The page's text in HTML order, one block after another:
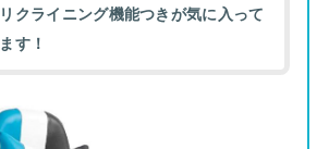
リクライニング機能つきが気に入って
ます！